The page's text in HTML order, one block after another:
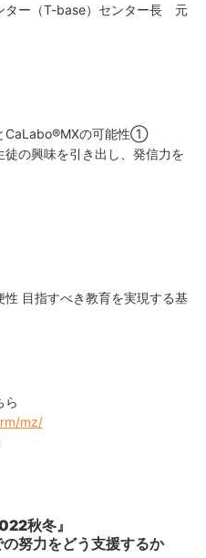
ター（T-base）センター長 元
CaLabo®MXの可能性①
徒の興味を引き出し、発信力を
目指すべき教育を実現する基
ら
mz/
秋冬』
努力をどう支援するか